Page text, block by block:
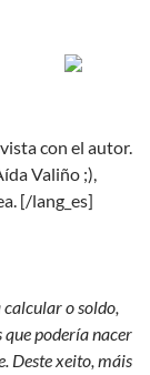
con el autor.
Valiño ;),
[/lang_es]
o soldo,
que podería nacer
Deste xeito, máis